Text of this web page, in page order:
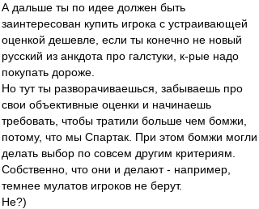
А дальше ты по идее должен быть
заинтересован купить игрока с устраивающей
оценкой дешевле, если ты конечно не новый
русский из анкдота про галстуки, к-рые надо
покупать дороже.
Но тут ты разворачиваешься, забываешь про
свои объективные оценки и начинаешь
требовать, чтобы тратили больше чем бомжи,
потому, что мы Спартак. При этом бомжи могли
делать выбор по совсем другим критериям.
Собственно, что они и делают - например,
темнее мулатов игроков не берут.
Не?)